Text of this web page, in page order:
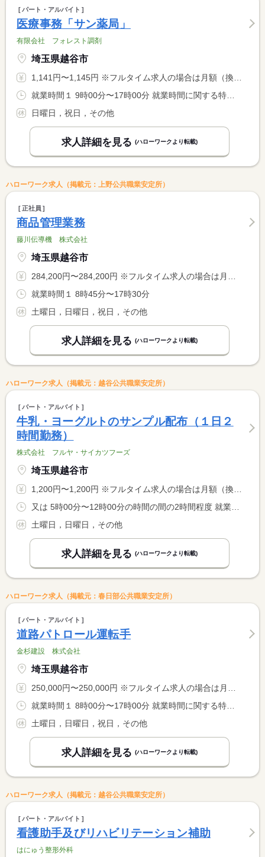
パート・アルバイト
医療事務「サン薬局」
有限会社 フォレスト調剤
埼玉県越谷市
1,141円〜1,145円 ※フルタイム求人の場合は月額（換算額）、パート求人の場合は時間額を表示しています。
日曜日，祝日，その他
求人詳細を見る (ハローワークより転載)
ハローワーク求人（掲載元：上野公共職業安定所）
正社員
商品管理業務
藤川伝導機 株式会社
埼玉県越谷市
284,200円〜284,200円 ※フルタイム求人の場合は月額（換算額）、パート求人の場合は時間額を表示しています。
就業時間１ 8時45分〜17時30分
土曜日，日曜日，祝日，その他
求人詳細を見る (ハローワークより転載)
ハローワーク求人（掲載元：越谷公共職業安定所）
パート・アルバイト
牛乳・ヨーグルトのサンプル配布（１日２
時間勤務）
株式会社 フルヤ・サイカツフーズ
埼玉県越谷市
1,200円〜1,200円 ※フルタイム求人の場合は月額（換算額）、パート求人の場合は時間額を表示しています。
土曜日，日曜日，その他
求人詳細を見る (ハローワークより転載)
ハローワーク求人（掲載元：春日部公共職業安定所）
パート・アルバイト
道路パトロール運転手
金杉建設 株式会社
埼玉県越谷市
250,000円〜250,000円 ※フルタイム求人の場合は月額（換算額）、パート求人の場合は時間額を表示しています。
土曜日，日曜日，祝日，その他
求人詳細を見る (ハローワークより転載)
ハローワーク求人（掲載元：越谷公共職業安定所）
パート・アルバイト
看護助手及びリハビリテーション補助
はにゅう整形外科